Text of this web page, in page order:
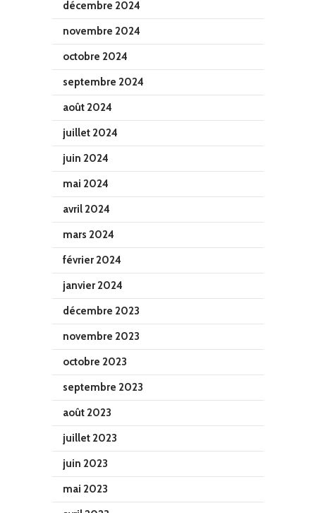
décembre 2024
novembre 2024
octobre 2024
septembre 2024
août 2024
juillet 2024
juin 2024
mai 2024
avril 2024
mars 2024
février 2024
janvier 2024
décembre 2023
novembre 2023
octobre 2023
septembre 2023
août 2023
juillet 2023
juin 2023
mai 2023